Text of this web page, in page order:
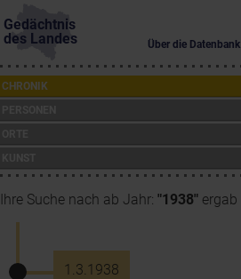
Gedächtnis
des Landes
Über die Datenbank
CHRONIK
Ihre Suche nach ab Jahr: "1938" ergab
1.3.1938